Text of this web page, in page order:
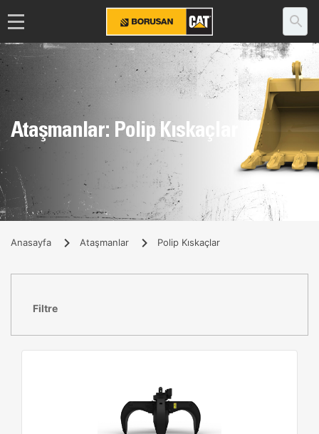
Ataşmanlar: Polip Kıskaçlar
Anasayfa Ataşmanlar Polip Kıskaçlar
Filtre